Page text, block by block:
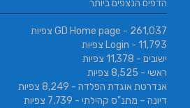
הדפים הנצפים ביותר
GD Home page - 261,037 צפיות
Login - 11,793 צפיות
ישובים - 11,378 צפיות
ראשי - 8,525 צפיות
אנדרטת אוגדת הפלדה - 8,249 צפיות
דיונה – מתנ"ס קהילתי - 7,739 צפיות